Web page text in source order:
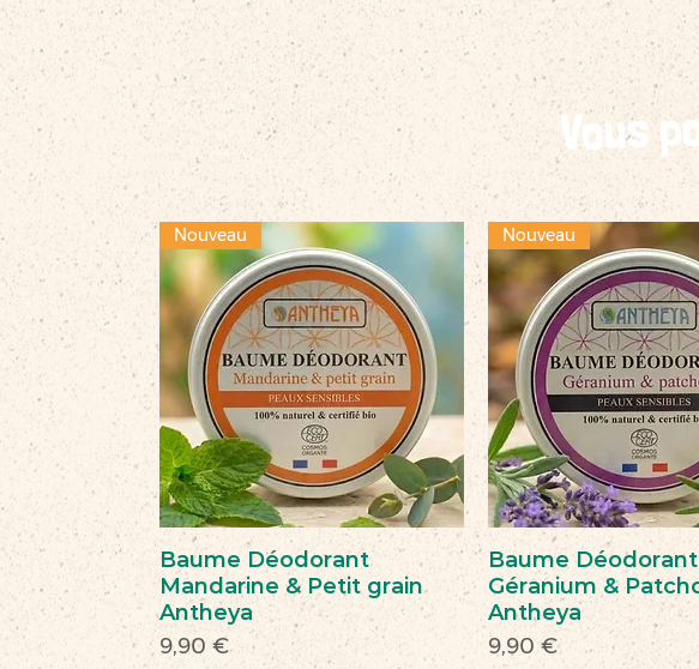
Vous
Nouveau
Baume Déodorant
Mandarine & Petit grain
Antheya
Prix
9,90 €
Nouveau
Baume Déodorant
Géranium &
Antheya
Prix
9,90 €